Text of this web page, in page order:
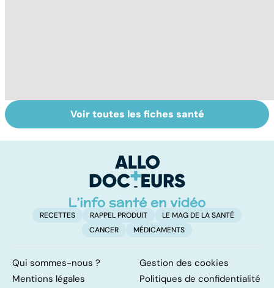
Dérèglement
hormonal : et si
Tout savoir sur
les infections
Voir toutes les fiches santé
RECETTES RAPPEL PRODUIT
LE MAG DE LA SANTÉ
CANCER
MÉDICAMENTS
Qui sommes-nous ?
Gestion des cookies
Mentions légales
Politiques de confidentialité